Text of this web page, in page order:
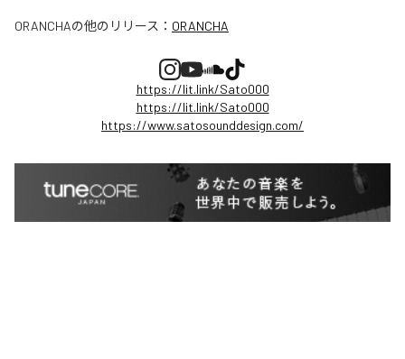
ORANCHAの他のリリース： ORANCHA
https://lit.link/Sato000
https://lit.link/Sato000
https://www.satosounddesign.com/